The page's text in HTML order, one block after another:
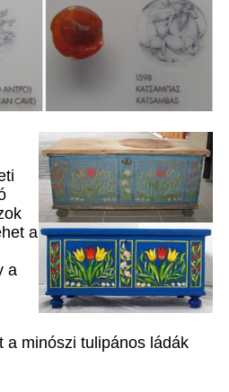
a
a
a minószi tulipános ládák